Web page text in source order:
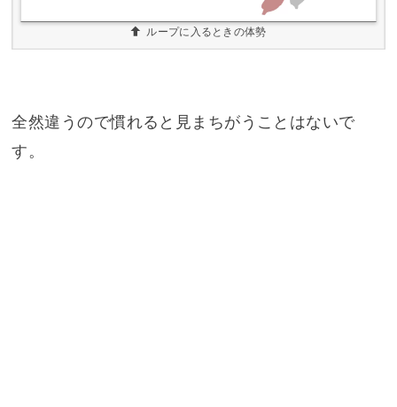
ループに入るときの体勢
全然違うので慣れると見まちがうことはないで
す。